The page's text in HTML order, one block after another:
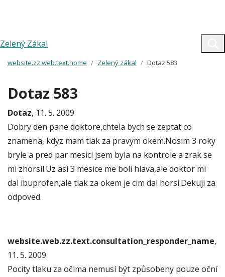
Zelený Zákal
website.zz.web.text.home Zelený zákal Dotaz 583
Dotaz 583
Dotaz, 11. 5. 2009
Dobry den pane doktore,chtela bych se zeptat co
znamena, kdyz mam tlak za pravym okem.Nosim 3 roky
bryle a pred par mesici jsem byla na kontrole a zrak se
mi zhorsil.Uz asi 3 mesice me boli hlava,ale doktor mi
dal ibuprofen,ale tlak za okem je cim dal horsi.Dekuji za
odpoved.
website.web.zz.text.consultation_responder_name,
11. 5. 2009
Pocity tlaku za očima nemusí být způsobeny pouze oční